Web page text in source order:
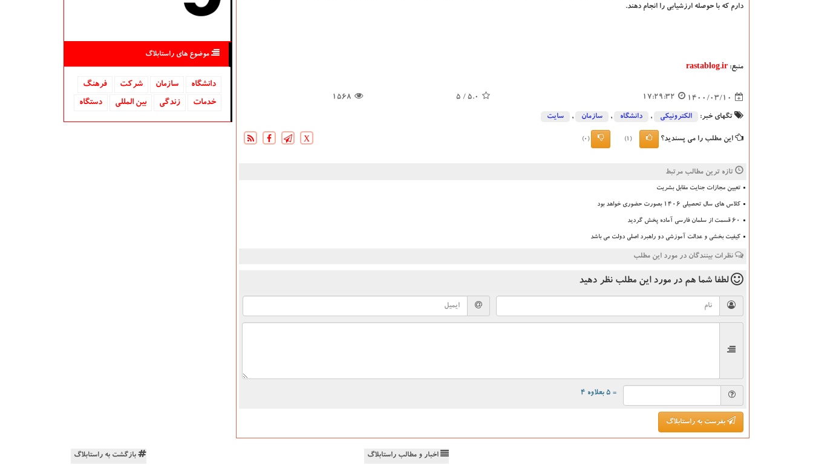
دارم که با حوصله ارزشیابی را انجام دهند.
منبع: rastablog.ir
1400/03/10
17:29:32
5.0
/ 5
1568
تگهای خبر: الكترونیكی , دانشگاه‌ , سازمان , سایت
این مطلب را می پسندید؟ (1)
(0)
X
تازه ترین مطالب مرتبط
تعیین مجازات جنایت مقابل بشریت
کلاس های سال تحصیلی ۱۴۰۶ بصورت حضوری خواهد بود
۶۰ قسمت از سلمان فارسی آماده پخش گردید
کیفیت بخشی و عدالت آموزشی دو راهبرد اصلی دولت می باشد
نظرات بینندگان در مورد این مطلب
لطفا شما هم در مورد این مطلب نظر دهید
= ۵ بعلاوه ۴
بفرست به راستابلاگ
موضوع های راستابلاگ
دانشگاه‌ سازمان شركت
فرهنگ
خدمات
زندگی بین المللی دستگاه
اخبار و مطالب راستابلاگ بازگشت به راستابلاگ